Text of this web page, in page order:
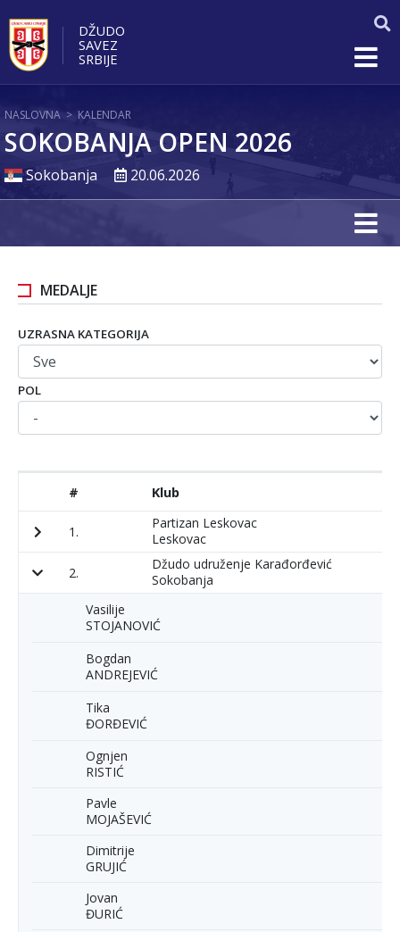
DŽUDO
SAVEZ
SRBIJE
NASLOVNA > KALENDAR
SOKOBANJA OPEN 2026
Sokobanja 20.06.2026
MEDALJE
UZRASNA KATEGORIJA
POL
# Klub
1.
Partizan Leskovac
Leskovac
2.
Džudo udruženje Karađorđević
Sokobanja
Vasilije
STOJANOVIĆ
Bogdan
ANDREJEVIĆ
Tika
ĐORĐEVIĆ
Ognjen
RISTIĆ
Pavle
MOJAŠEVIĆ
Dimitrije
GRUJIĆ
Jovan
ĐURIĆ